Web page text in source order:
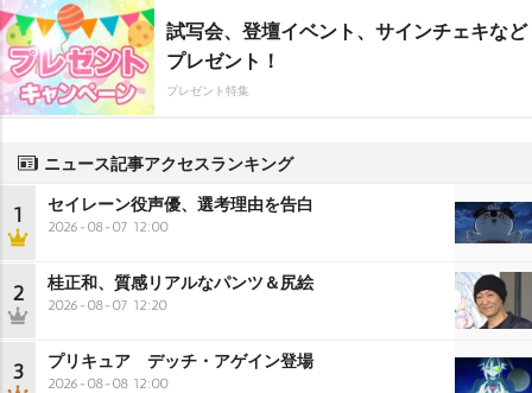
試写会、登壇イベント、サインチェキなど
プレゼント！
プレゼント特集
ニュース記事アクセスランキング
1 セイレーン役声優、選考理由を告白
2026-08-07 12:00
2 桂正和、質感リアルなパンツ＆尻絵
2026-08-07 12:20
3 プリキュア デッチ・アゲイン登場
2026-08-08 12:00